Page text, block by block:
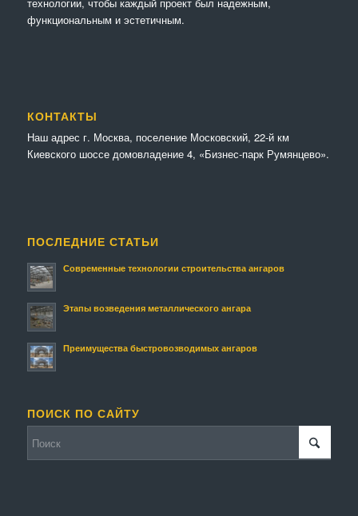
функциональным и эстетичным.
КОНТАКТЫ
Наш адрес г. Москва, поселение Московский, 22-й км
Киевского шоссе домовладение 4, «Бизнес-парк Румянцево».
ПОСЛЕДНИЕ СТАТЬИ
Современные технологии строительства ангаров
Этапы возведения металлического ангара
Преимущества быстровозводимых ангаров
ПОИСК ПО САЙТУ